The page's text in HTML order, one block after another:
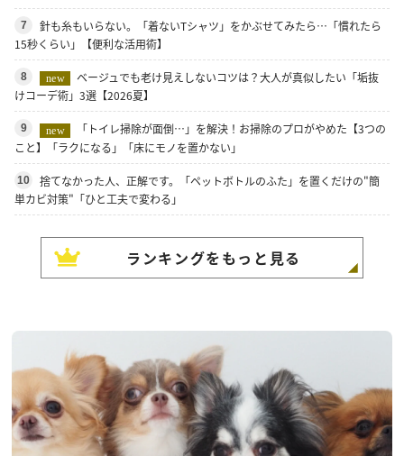
7
針も糸もいらない。「着ないTシャツ」をかぶせてみたら…「慣れたら
15秒くらい」【便利な活用術】
8 new
ベージュでも老け見えしないコツは？大人が真似したい「垢抜
けコーデ術」3選【2026夏】
9 new
「トイレ掃除が面倒…」を解決！お掃除のプロがやめた【3つの
こと】「ラクになる」「床にモノを置かない」
10
捨てなかった人、正解です。「ペットボトルのふた」を置くだけの"簡
単カビ対策"「ひと工夫で変わる」
ランキングをもっと見る